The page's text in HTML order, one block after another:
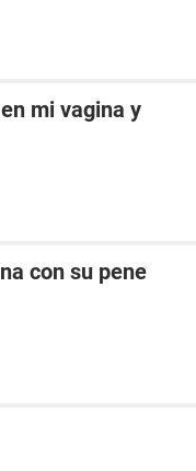
mi vagina y
con su pene